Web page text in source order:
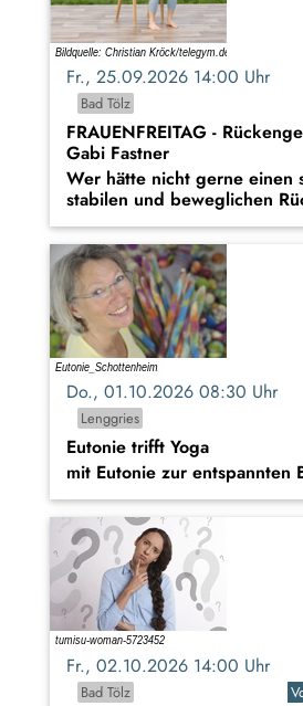
Fr., 25.09.2026 14:00 Uhr
Bad Tölz
FRAUENFREITAG -
Gabi Fastner
Wer hätte nicht gerne einen
stabilen und beweglichen
Do., 01.10.2026 08:30 Uhr
Lenggries
Eutonie trifft Yoga
mit Eutonie zur entspannten
Fr., 02.10.2026 14:00 Uhr
Bad Tölz